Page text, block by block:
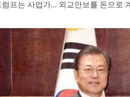
럼프는 사업가... 외교안보를 돈으로